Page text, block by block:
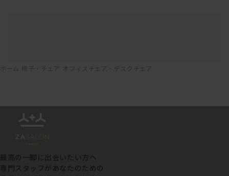
ホーム 椅子・チェア オフィスチェア・デスクチェア
最高の一脚に出会いたい方へ
専門スタッフがあなたのための